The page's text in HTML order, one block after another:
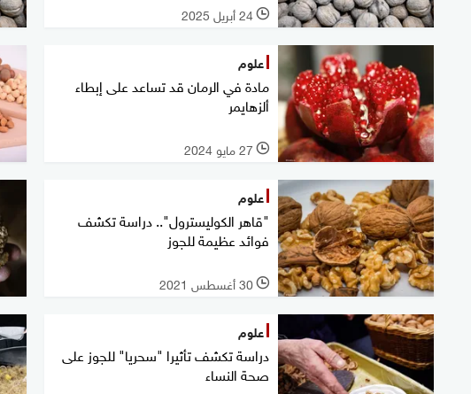
l 24 أبريل 2025
علوم
مادة في الرمان قد تساعد على إبطاء
ألزهايمر
l 27 مايو 2024
علوم
"قاهر الكوليسترول".. دراسة تكشف
فوائد عظيمة للجوز
l 30 أغسطس 2021
علوم
دراسة تكشف تأثيرا "سحريا" للجوز على
صحة النساء